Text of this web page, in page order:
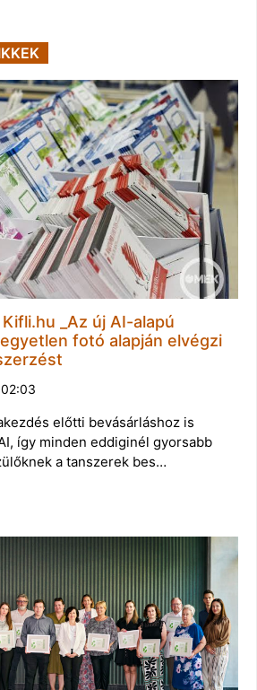
Kifli.hu _Az új AI-alapú
fotó alapján elvégzi
előtti bevásárláshoz is
így minden eddiginél gyorsabb
a tanszerek bes…